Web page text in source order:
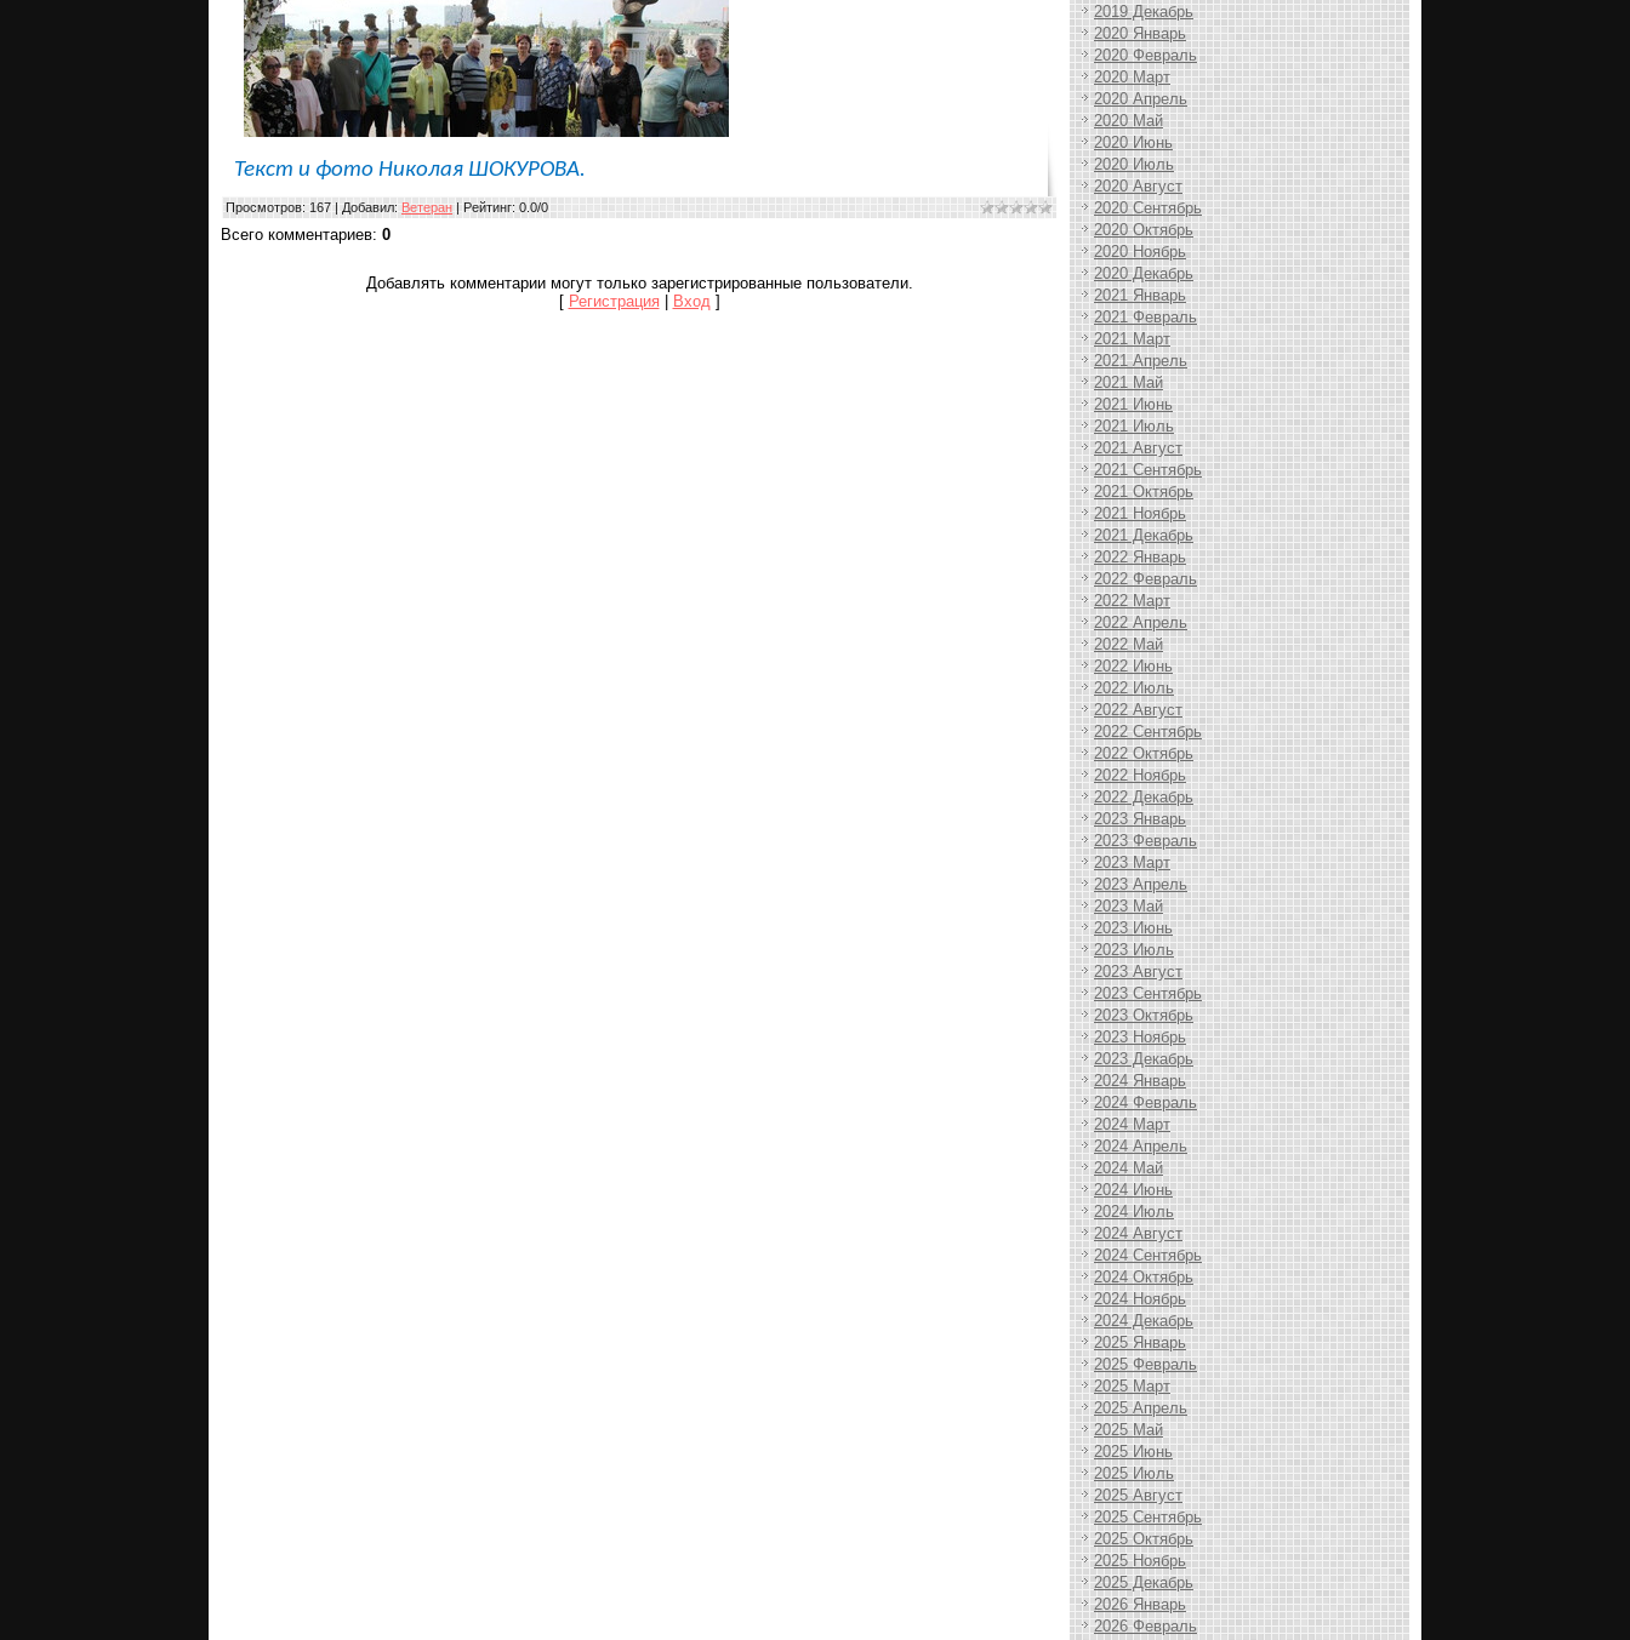
Текст и фото Николая ШОКУРОВА.
Просмотров: 167 | Добавил: Ветеран | Рейтинг: 0.0/0
Всего комментариев: 0
Добавлять комментарии могут только зарегистрированные пользователи.
[ Регистрация Вход ]
2019 Декабрь
2020 Январь
2020 Февраль
2020 Март
2020 Апрель
2020 Май
2020 Июнь
2020 Июль
2020 Август
2020 Сентябрь
2020 Октябрь
2020 Ноябрь
2020 Декабрь
2021 Январь
2021 Февраль
2021 Март
2021 Апрель
2021 Май
2021 Июнь
2021 Июль
2021 Август
2021 Сентябрь
2021 Октябрь
2021 Ноябрь
2021 Декабрь
2022 Январь
2022 Февраль
2022 Март
2022 Апрель
2022 Май
2022 Июнь
2022 Июль
2022 Август
2022 Сентябрь
2022 Октябрь
2022 Ноябрь
2022 Декабрь
2023 Январь
2023 Февраль
2023 Март
2023 Апрель
2023 Май
2023 Июнь
2023 Июль
2023 Август
2023 Сентябрь
2023 Октябрь
2023 Ноябрь
2023 Декабрь
2024 Январь
2024 Февраль
2024 Март
2024 Апрель
2024 Май
2024 Июнь
2024 Июль
2024 Август
2024 Сентябрь
2024 Октябрь
2024 Ноябрь
2024 Декабрь
2025 Январь
2025 Февраль
2025 Март
2025 Апрель
2025 Май
2025 Июнь
2025 Июль
2025 Август
2025 Сентябрь
2025 Октябрь
2025 Ноябрь
2025 Декабрь
2026 Январь
2026 Февраль